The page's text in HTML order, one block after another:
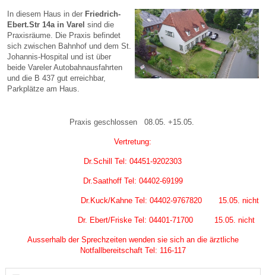
In diesem Haus in der Friedrich-
Ebert.Str 14a in Varel sind die
Praxisräume. Die Praxis befindet
sich zwischen Bahnhof und dem St.
Johannis-Hospital und ist über
beide Vareler Autobahnausfahrten
und die B 437 gut erreichbar,
Parkplätze am Haus.
Praxis geschlossen 08.05. +15.05.
Vertretung:
Dr.Schill Tel: 04451-9202303
Dr.Saathoff Tel: 04402-69199
Dr.Kuck/Kahne Tel: 04402-9767820 15.05. nicht
Dr. Ebert/Friske Tel: 04401-71700 15.05. nicht
Ausserhalb der Sprechzeiten wenden sie sich an die ärztliche
Notfallbereitschaft Tel: 116-117